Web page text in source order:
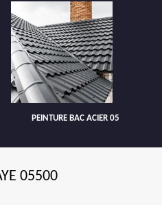
PEINTURE BAC ACIER 05
05500